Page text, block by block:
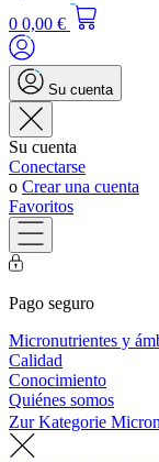
0 0,00 €
Su cuenta
Su cuenta
Conectarse
o Crear una cuenta
Favoritos
Pago seguro
Micronutrientes y
Calidad
Conocimiento
Quiénes somos
Zur Kategorie